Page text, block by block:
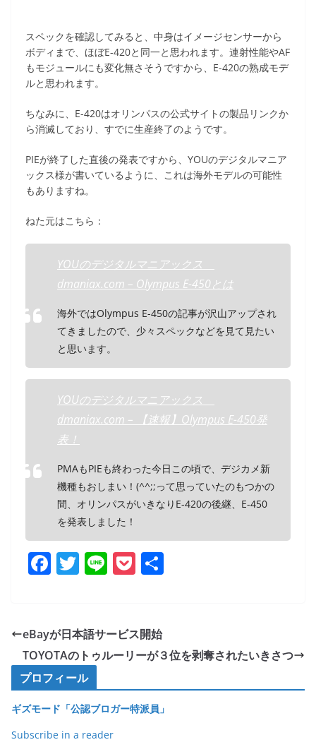
スペックを確認してみると、中身はイメージセンサーから
ボディまで、ほぼE-420と同一と思われます。連射性能やAF
もモジュールにも変化無さそうですから、E-420の熟成モデ
ルと思われます。
ちなみに、E-420はオリンパスの公式サイトの製品リンクか
ら消滅しており、すでに生産終了のようです。
PIEが終了した直後の発表ですから、YOUのデジタルマニア
ックス様が書いているように、これは海外モデルの可能性
もありますね。
ねた元はこちら：
YOUのデジタルマニアックス
dmaniax.com – Olympus E-450とは
海外ではOlympus E-450の記事が沢山アップされ
てきましたので、少々スペックなどを見て見たい
と思います。
YOUのデジタルマニアックス
dmaniax.com – 【速報】Olympus E-450発
表！
PMAもPIEも終わった今日この頃で、デジカメ新
機種もおしまい！(^^;;って思っていたのもつかの
間、オリンパスがいきなりE-420の後継、E-450
を発表しました！
F
e
b
o
o
k
T
er
Li P
et
eBayが日本語サービス開始
TOYOTAのトゥルーリーが３位を剥奪されたいきさつ
プロフィール
ギズモード「公認ブロガー特派員」
Subscribe in a reader